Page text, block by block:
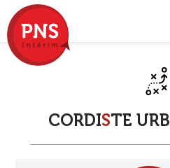
CORDISTE URB